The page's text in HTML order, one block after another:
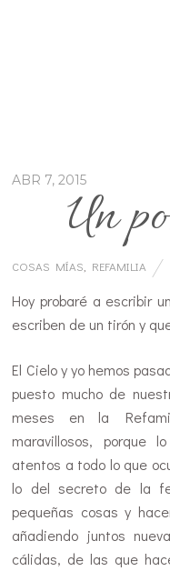
ABR 7, 2015
Un
COSAS MÍAS REFAMILIA
Hoy probaré a escribir un
escriben de un tirón y
El Cielo y yo hemos
puesto mucho de
meses en la
maravillosos, porque
atentos a todo lo que
lo del secreto de la
pequeñas cosas y
añadiendo juntos
cálidas, de las que